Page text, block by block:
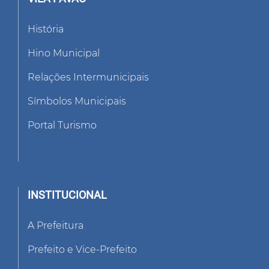
História
Hino Municipal
Relações Intermunicipais
Símbolos Municipais
Portal Turismo
INSTITUCIONAL
A Prefeitura
Prefeito e Vice-Prefeito